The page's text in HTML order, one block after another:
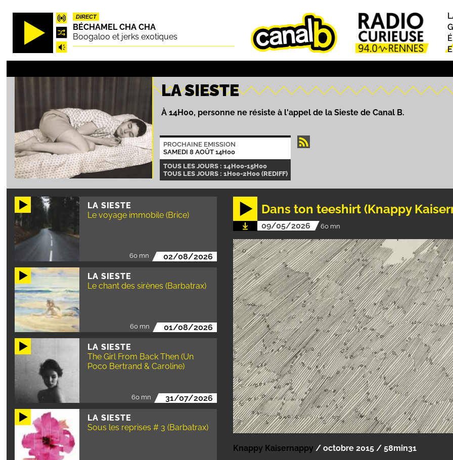
Aller
principal
DIRECT
BÉCHAMEL CHA CHA
Boogaloo et jerks exotiques
LA SIESTE
À 14H00, personne ne résiste à l'appel de la Sieste de Canal B.
PROCHAINE EMISSION
SAMEDI 8 AOÛT 14H00
TOUS LES JOURS : 14H00-15H00
TOUS LES JOURS : 1H00-2H00 (REDIFF)
LA SIESTE
Le voyage immobile (Brice)
60 mn 02/08/2026
LA SIESTE
Le chant des sirènes (Barbatrax)
60 mn 01/08/2026
LA SIESTE
The Girl From Back Then (Un
Poco Bertrand & Caroline)
60 mn 31/07/2026
LA SIESTE
Sous les reprises # 3 (Barbatrax)
Dans ton teeshirt (Knappy
09/05/2026 60 mn
Knappy Kaisernappy / octobre 2015 / 58min31